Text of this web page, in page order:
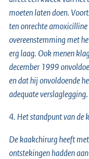
moeten laten doen.
ten onrechte
overeenstemming met
erg laag. Ook menen
december 1999
en dat hij onvoldoende
adequate verslaglegging.
4. Het standpunt van de
De kaakchirurg heeft
ontstekingen hadden